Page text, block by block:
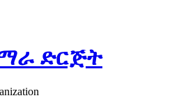
ድርጅት